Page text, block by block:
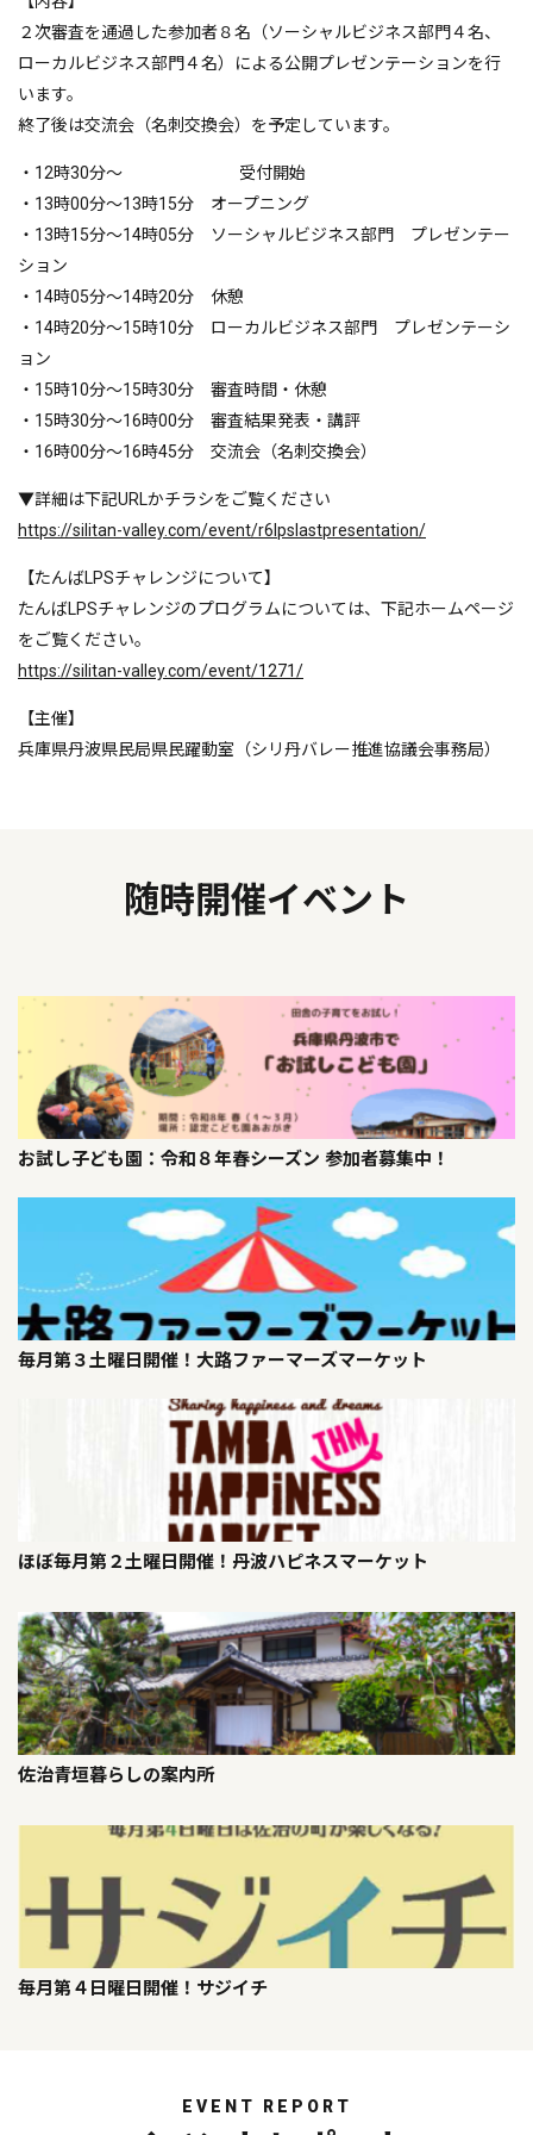
２次審査を通過した参加者８名（ソーシャルビジネス部門４名、
ローカルビジネス部門４名）による公開プレゼンテーションを行
います。
終了後は交流会（名刺交換会）を予定しています。
・12時30分～ 受付開始
・13時00分～13時15分 オープニング
・13時15分～14時05分 ソーシャルビジネス部門 プレゼンテー
ション
・14時05分～14時20分 休憩
・14時20分～15時10分 ローカルビジネス部門 プレゼンテーシ
ョン
・15時10分～15時30分 審査時間・休憩
・15時30分～16時00分 審査結果発表・講評
・16時00分～16時45分 交流会（名刺交換会）
▼詳細は下記URLかチラシをご覧ください
https://silitan-valley.com/event/r6lpslastpresentation/
【たんばLPSチャレンジについて】
たんばLPSチャレンジのプログラムについては、下記ホームページ
をご覧ください。
https://silitan-valley.com/event/1271/
【主催】
兵庫県丹波県民局県民躍動室（シリ丹バレー推進協議会事務局）
随時開催イベント
お試し子ども園：令和８年春シーズン 参加者募集中！
毎月第３土曜日開催！大路ファーマーズマーケット
ほぼ毎月第２土曜日開催！丹波ハピネスマーケット
佐治青垣暮らしの案内所
毎月第４日曜日開催！サジイチ
EVENT REPORT